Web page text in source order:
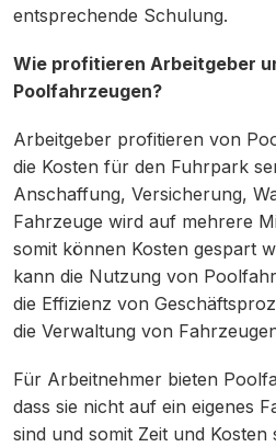
entsprechende Schulung.
Wie profitieren Arbeitgeber
Poolfahrzeugen?
Arbeitgeber profitieren von
die Kosten für den Fuhrpark
Anschaffung, Versicherung,
Fahrzeuge wird auf mehrere
somit können Kosten gespart
kann die Nutzung von
die Effizienz von
die Verwaltung von
Für Arbeitnehmer bieten
dass sie nicht auf ein eigenes
sind und somit Zeit und Kosten